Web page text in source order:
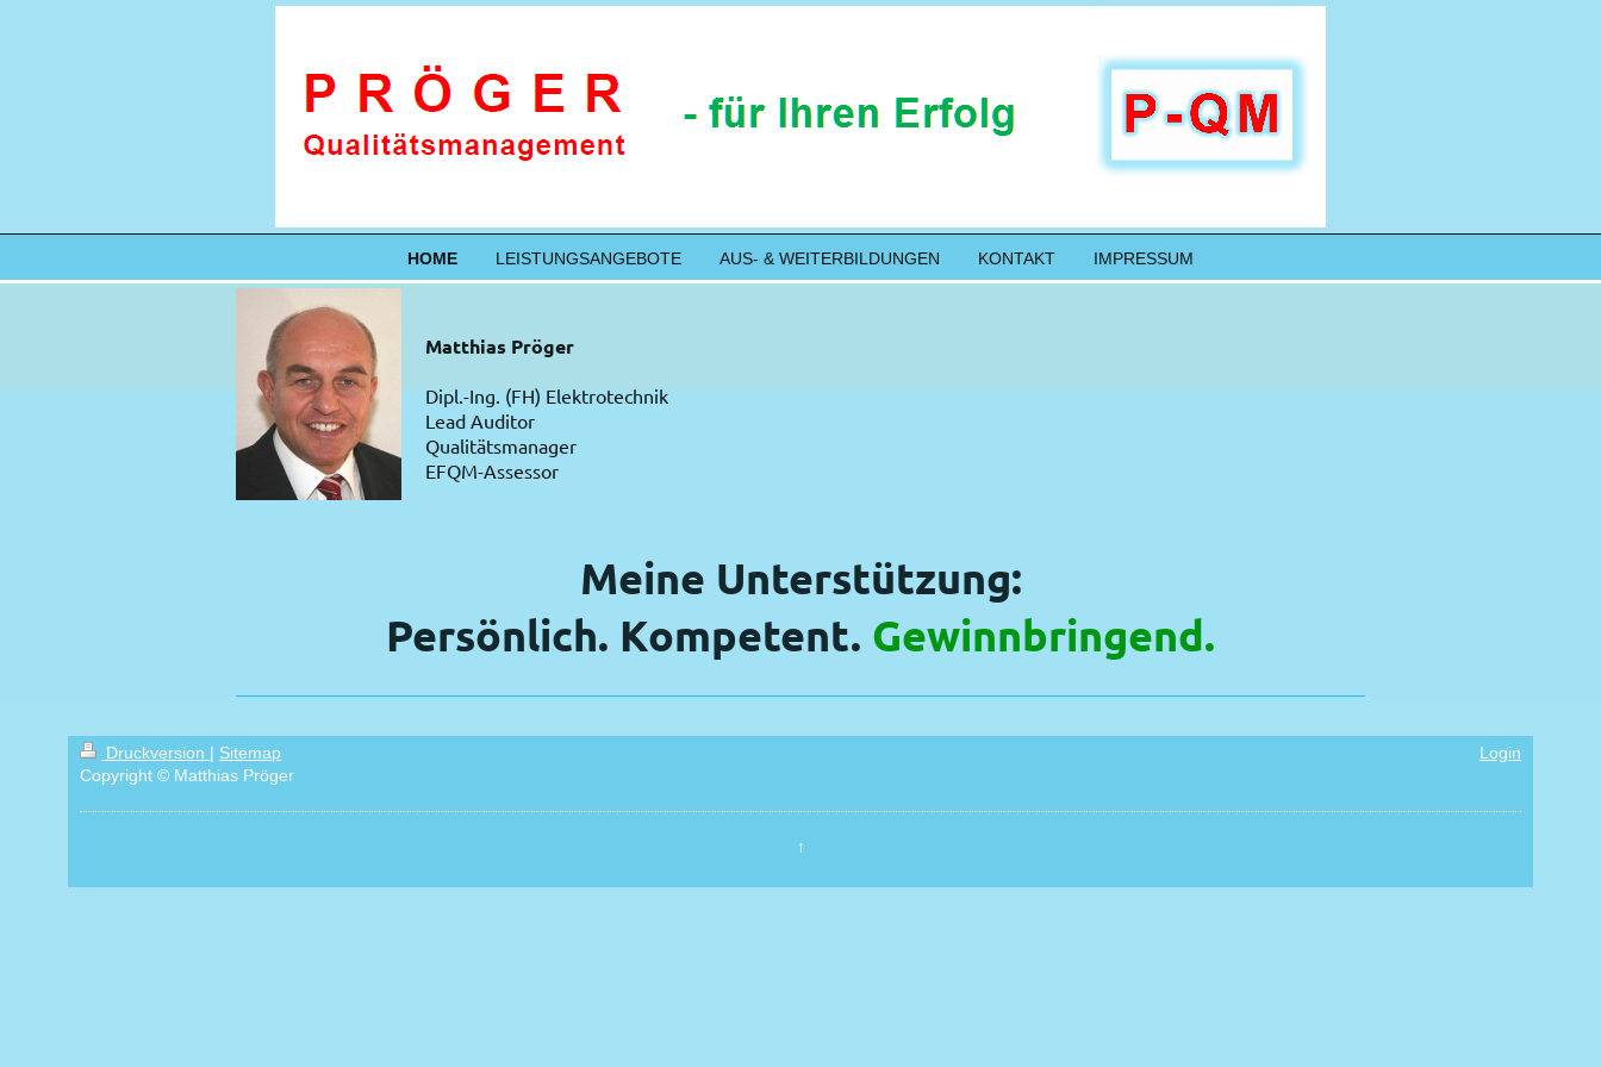
HOME LEISTUNGSANGEBOTE AUS- & WEITERBILDUNGEN KONTAKT IMPRESSUM
Matthias Pröger
Dipl.-Ing. (FH) Elektrotechnik
Lead Auditor
Qualitätsmanager
EFQM-Assessor
Meine Unterstützung:
Persönlich. Kompetent. Gewinnbringend.
Druckversion | Sitemap
Copyright © Matthias Pröger
Login
↑